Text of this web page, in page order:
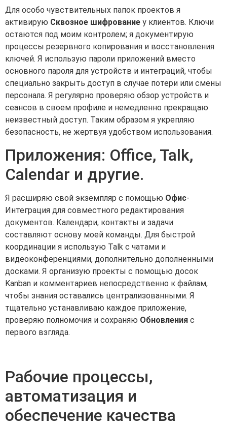
Для особо чувствительных папок проектов я
активирую Сквозное шифрование у клиентов. Ключи
остаются под моим контролем; я документирую
процессы резервного копирования и восстановления
ключей. Я использую пароли приложений вместо
основного пароля для устройств и интеграций, чтобы
специально закрыть доступ в случае потери или смены
персонала. Я регулярно проверяю обзор устройств и
сеансов в своем профиле и немедленно прекращаю
неизвестный доступ. Таким образом я укрепляю
безопасность, не жертвуя удобством использования.
Приложения: Office, Talk,
Calendar и другие.
Я расширяю свой экземпляр с помощью Офис-
Интеграция для совместного редактирования
документов. Календари, контакты и задачи
составляют основу моей команды. Для быстрой
координации я использую Talk с чатами и
видеоконференциями, дополнительно дополненными
досками. Я организую проекты с помощью досок
Kanban и комментариев непосредственно к файлам,
чтобы знания оставались централизованными. Я
тщательно устанавливаю каждое приложение,
проверяю полномочия и сохраняю Обновления с
первого взгляда.
Рабочие процессы,
автоматизация и
обеспечение качества